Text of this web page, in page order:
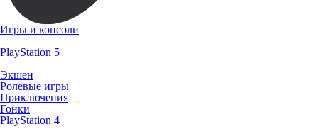
Игры и консоли
PlayStation 5
Экшен
Ролевые игры
Приключения
Гонки
PlayStation 4